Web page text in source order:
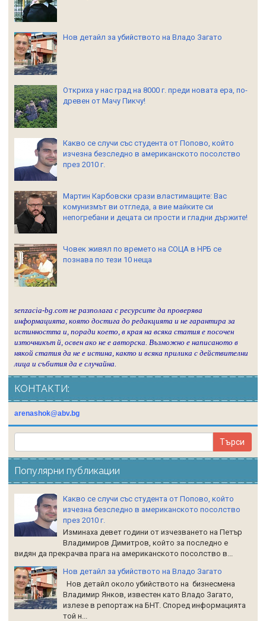
Нов детайл за убийството на Владо Загато
Откриха у нас град на 8000 г. преди новата ера, по-
древен от Мачу Пикчу!
Какво се случи със студента от Попово, който
изчезна безследно в американското посолство
през 2010 г.
Мартин Карбовски срази властимащите: Вас
комунизмът ви отгледа, а вие майките си
непогребани и децата си прости и гладни държите!
Човек живял по времето на СОЦА в НРБ се
познава по тези 10 неща
senzacia-bg.com не разполага с ресурсите да проверява
информацията, която достига до редакцията и не гарантира за
истинността и, поради което, в края на всяка статия е посочен
източникът й, освен ако не е авторска. Възможно е написаното в
някой статия да не е истина, както и всяка прилика с действителни
лица и събития да е случайна.
КОНТАКТИ:
arenashok@abv.bg
Популярни публикации
Какво се случи със студента от Попово, който
изчезна безследно в американското посолство
през 2010 г.
Изминаха девет години от изчезването на Петър
Владимиров Димитров, който за последно е
видян да прекрачва прага на американското посолство в...
Нов детайл за убийството на Владо Загато
Нов детайл около убийството на бизнесмена
Владимир Янков, известен като Владо Загато,
излезе в репортаж на БНТ. Според информацията
той н...